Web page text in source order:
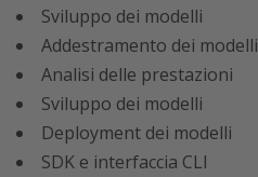
Sviluppo dei modelli
Addestramento dei modelli
Analisi delle prestazioni
Sviluppo dei modelli
Deployment dei modelli
SDK e interfaccia CLI